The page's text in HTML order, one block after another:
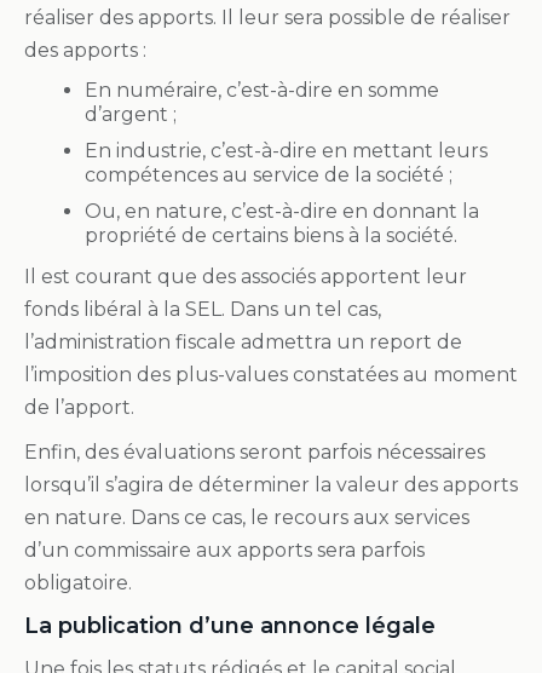
réaliser des apports. Il leur sera possible de réaliser
des apports :
En numéraire, c’est-à-dire en somme
d’argent ;
En industrie, c’est-à-dire en mettant leurs
compétences au service de la société ;
Ou, en nature, c’est-à-dire en donnant la
propriété de certains biens à la société.
Il est courant que des associés apportent leur
fonds libéral à la SEL. Dans un tel cas,
l’administration fiscale admettra un report de
l’imposition des plus-values constatées au moment
de l’apport.
Enfin, des évaluations seront parfois nécessaires
lorsqu’il s’agira de déterminer la valeur des apports
en nature. Dans ce cas, le recours aux services
d’un commissaire aux apports sera parfois
obligatoire.
La publication d’une annonce légale
Une fois les statuts rédigés et le capital social